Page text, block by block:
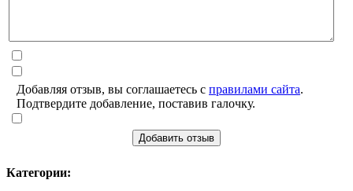
Добавляя отзыв, вы соглашаетесь с правилами сайта.
Подтвердите добавление, поставив галочку.
Добавить отзыв
Категории: